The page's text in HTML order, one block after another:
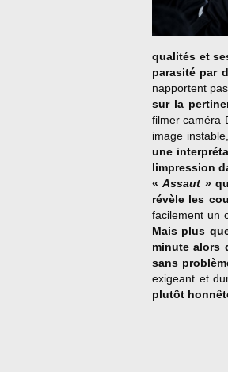
qualités et
parasité par
napportent
sur la
filmer caméra
image
une
limpression
«Assaut »
révèle les
facilement un
Mais plus
minute alors
sans
exigeant et
plutôt